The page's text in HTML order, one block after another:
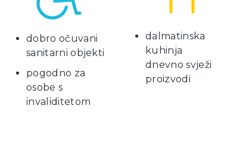
dobro očuvani
sanitarni objekti
pogodno za
osobe s
invaliditetom
dalmatinska
kuhinja
dnevno svježi
proizvodi